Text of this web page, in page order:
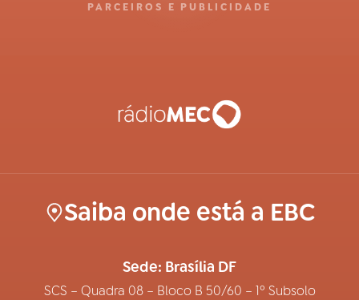
PARCEIROS E PUBLICIDADE
Saiba onde está a EBC
Sede: Brasília DF
SCS – Quadra 08 – Bloco B 50/60 – 1º Subsolo